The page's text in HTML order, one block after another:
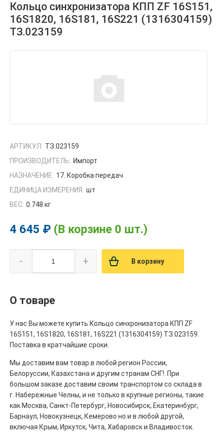
Кольцо синхронизатора КПП ZF 16S151,
16S1820, 16S181, 16S221 (1316304159)
ТЗ.023159
АРТИКУЛ: ТЗ.023159
ПРОИЗВОДИТЕЛЬ: Импорт
НАЗНАЧЕНИЕ: 17. Коробка передач
ЕДИНИЦА ИЗМЕРЕНИЯ: шт
ВЕС: 0.748 кг
4 645 ₽ (В корзине 0 шт.)
- + В корзину
О товаре
У нас Вы можете купить Кольцо синхронизатора КПП ZF
16S151, 16S1820, 16S181, 16S221 (1316304159) ТЗ.023159.
Поставка в кратчайшие сроки.
Мы доставим вам товар в любой регион России,
Белоруссии, Казахстана и другим странам СНГ!. При
большом заказе доставим своим транспортом со склада в
г. Набережные Челны, и не только в крупные регионы, такие
как Москва, Санкт-Петербург, Новосибирск, Екатеринбург,
Барнаул, Новокузнецк, Кемерово но и в любой другой,
включая Крым, Иркутск, Чита, Хабаровск и Владивосток.